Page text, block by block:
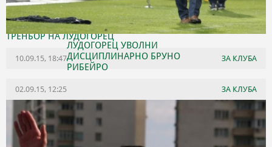
ОФИЦИАЛНО: ЕДУАРД ЕРАНОСЯН Е НОВИЯТ СТАРШИ
ТРЕНЬОР НА ЛУДОГОРЕЦ
10.09.15, 18:47 ЗА КЛУБА
ЛУДОГОРЕЦ УВОЛНИ
ДИСЦИПЛИНАРНО БРУНО
РИБЕЙРО
02.09.15, 12:25 ЗА КЛУБА